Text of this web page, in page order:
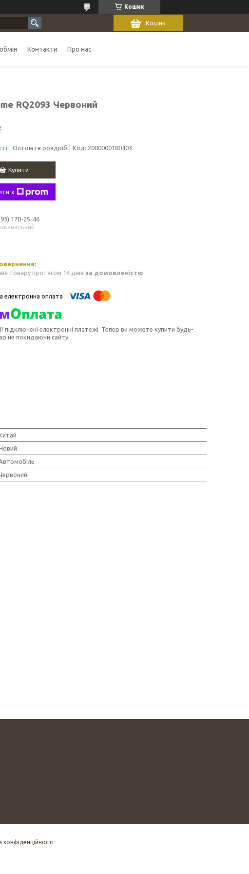
Кошик
Кошик
Контакти Про нас
RQ2093 Червоний
Оптом і в роздріб Код: 2000000180403
Купити
з
170-25-46
товару протягом 14 днів за домовленістю
підключені електронні платежі. Тепер ви можете купити будь-
не покидаючи сайту.
конфіденційності